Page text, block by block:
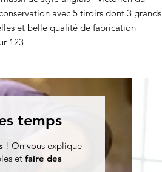
avec 5 tiroirs dont 3 grands
et belle qualité de fabrication
123
temps
! On vous explique
et faire des